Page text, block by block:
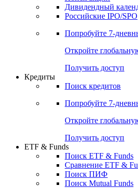
Дивидендный
Российские IPO/SPO
Попробуйте 7-
Откройте
Получить доступ
Кредиты
Поиск кредитов
Попробуйте 7-
Откройте
Получить доступ
ETF & Funds
Поиск ETF & Funds
Сравнение ETF &
Поиск ПИФ
Поиск Mutual Funds